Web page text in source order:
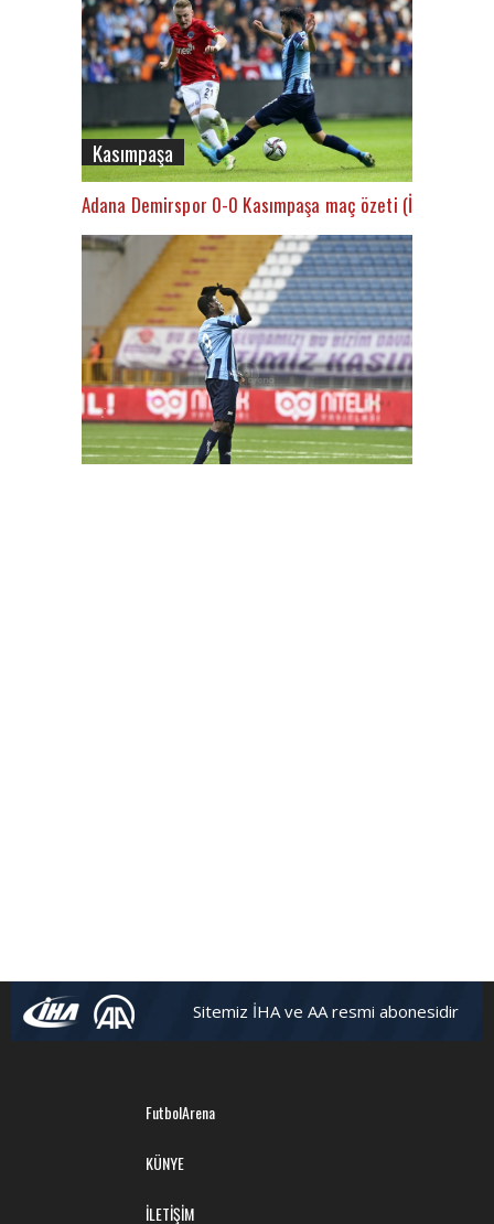
Kasımpaşa
Adana Demirspor 0-0 Kasımpaşa maç özeti (İZLE)
Sitemiz İHA ve AA resmi abonesidir
FutbolArena
KÜNYE
İLETİŞİM